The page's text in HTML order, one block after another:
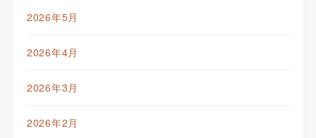
2026年5月
2026年4月
2026年3月
2026年2月